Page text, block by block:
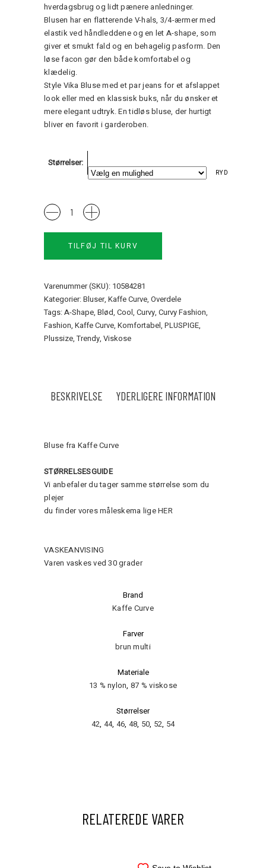
hverdagsbrug og lidt pænere anledninger.
Blusen har en flatterende V-hals, 3/4-ærmer med
elastik ved håndleddene og en let A-shape, som
giver et smukt fald og en behagelig pasform. Den
løse facon gør den både komfortabel og
klædelig.
Style Vika Bluse med et par jeans for et afslappet
look eller med en klassisk buks, når du ønsker et
mere elegant udtryk. En tidløs bluse, der hurtigt
bliver en favorit i garderoben.
Størrelser
RYD
KCVika
Bluse
Kaffe
quantity
TILFØJ TIL KURV
Varenummer (SKU): 10584281
Kategorier:Bluser, Kaffe Curve, Overdele
Tags:A-Shape, Blød, Cool, Curvy, Curvy Fashion,
Fashion, Kaffe Curve, Komfortabel, PLUSPIGE,
Plussize,Trendy, Viskose
BESKRIVELSE YDERLIGERE INFORMATION
Bluse fra Kaffe Curve
STØRRELSESGUIDE
Vi anbefaler du tager samme størrelse som du
plejer
du finder vores måleskema ligeHER
VASKEANVISING
Varen vaskes ved 30 grader
Brand
Kaffe Curve
Farver
brun multi
Materiale
13 % nylon, 87 % viskose
Størrelser
42, 44, 46, 48, 50, 52, 54
RELATEREDE VARER